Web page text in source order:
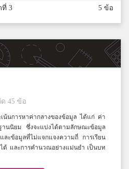
ที่ 3
5 ข้อ
45 ข้อ
น้นการหาค่ากลางของข้อมูล ได้แก่ ค่า
านนิยม ซึ่งจะแบ่งได้ตามลักษณะข้อมูล
ะข้อมูลที่ไม่แจกแจงความถี่ การเรียน
ได้ และการคำนวณอย่างแม่นยำ เป็นบท